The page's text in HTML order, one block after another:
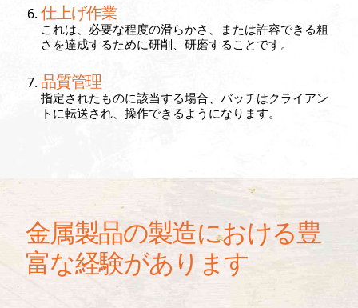
仕上げ作業
これは、必要な程度の滑らかさ、または許容できる粗
さを達成するために研削、研磨することです。
品質管理
指定されたものに該当する場合、バッチはクライアン
トに転送され、操作できるようになります。
金属製品の製造における豊
富な経験があります